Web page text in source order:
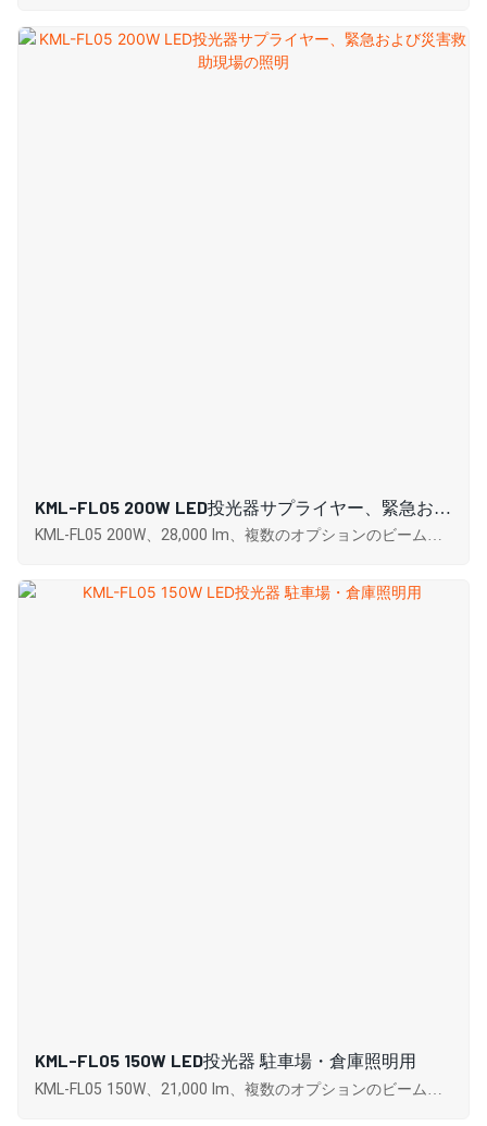
保護による優れた耐久性。
KML-FL05 200W LED投光器サプライヤー、緊急およ
び災害救助現場の照明
KML-FL05 200W、28,000 lm、複数のオプションのビーム角
保護による優れた耐久性。
KML-FL05 150W LED投光器 駐車場・倉庫照明用
KML-FL05 150W、21,000 lm、複数のオプションのビーム角